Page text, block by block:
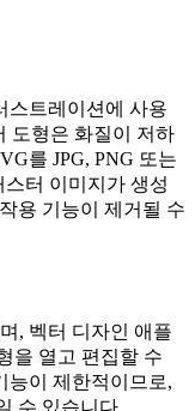
스트레이션에 사용
도형은 화질이 저하
를 JPG, PNG 또는
터 이미지가 생성
용 기능이 제거될 수
, 벡터 디자인 애플
을 열고 편집할 수
능이 제한적이므로,
수 있습니다.